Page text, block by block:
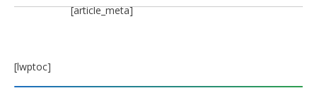
[article_meta]
[lwptoc]